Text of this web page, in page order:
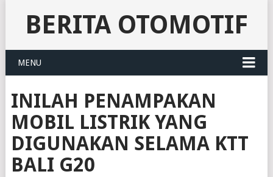
BERITA OTOMOTIF
MENU
INILAH PENAMPAKAN
MOBIL LISTRIK YANG
DIGUNAKAN SELAMA KTT
BALI G20